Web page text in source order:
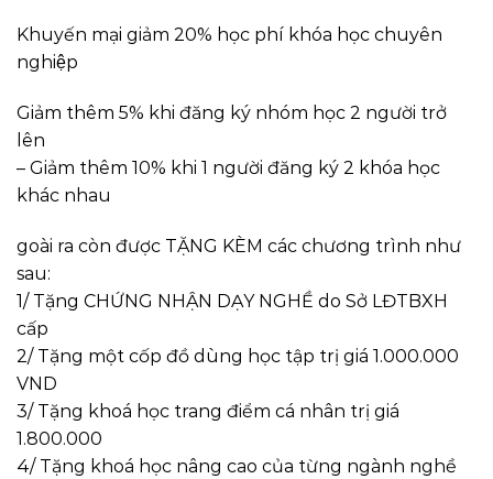
Khuyến mại giảm 20% học phí khóa học chuyên
nghiệp
Giảm thêm 5% khi đăng ký nhóm học 2 người trở
lên
– Giảm thêm 10% khi 1 người đăng ký 2 khóa học
khác nhau
goài ra còn được TẶNG KÈM các chương trình như
sau:
1/ Tặng CHỨNG NHẬN DẠY NGHỀ do Sở LĐTBXH
cấp
2/ Tặng một cốp đồ dùng học tập trị giá 1.000.000
VND
3/ Tặng khoá học trang điểm cá nhân trị giá
1.800.000
4/ Tặng khoá học nâng cao của từng ngành nghề